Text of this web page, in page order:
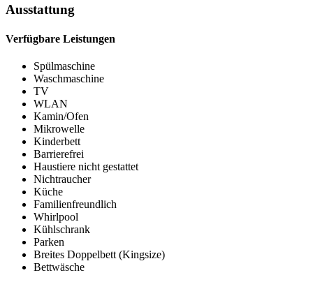
Ausstattung
Verfügbare Leistungen
Spülmaschine
Waschmaschine
TV
WLAN
Kamin/Ofen
Mikrowelle
Kinderbett
Barrierefrei
Haustiere nicht gestattet
Nichtraucher
Küche
Familienfreundlich
Whirlpool
Kühlschrank
Parken
Breites Doppelbett (Kingsize)
Bettwäsche